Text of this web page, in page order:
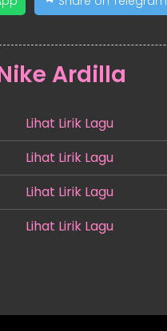
Ardilla
Lihat Lirik Lagu
Lihat Lirik Lagu
Lihat Lirik Lagu
Lihat Lirik Lagu